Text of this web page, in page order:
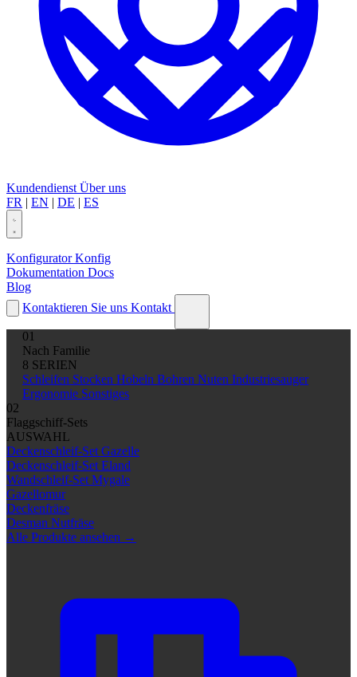
Kundendienst Über uns
FR | EN | DE | ES
Konfigurator Konfig
Dokumentation Docs
Blog
Kontaktieren Sie uns Kontakt
01
Nach Familie
8 SERIEN
Schleifen Stocken Hobeln Bohren Nuten Industriesauger
Ergonomie Sonstiges
02
Flaggschiff-Sets
AUSWAHL
Deckenschleif-Set Gazelle
Deckenschleif-Set Eland
Wandschleif-Set Mygale
Gazellomur
Deckenfräse
Desman Nutfräse
Alle Produkte ansehen →